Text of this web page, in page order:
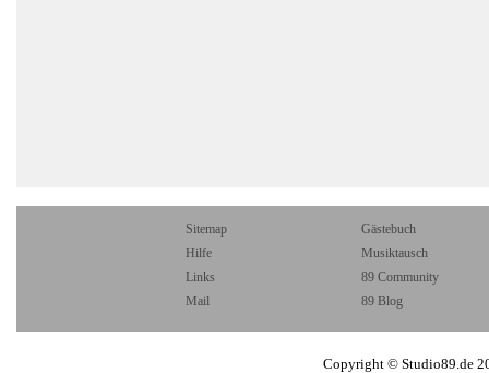
Sitemap
Gästebuch
Hilfe
Musiktausch
Links
89 Community
Mail
89 Blog
Copyright © Studio89.de